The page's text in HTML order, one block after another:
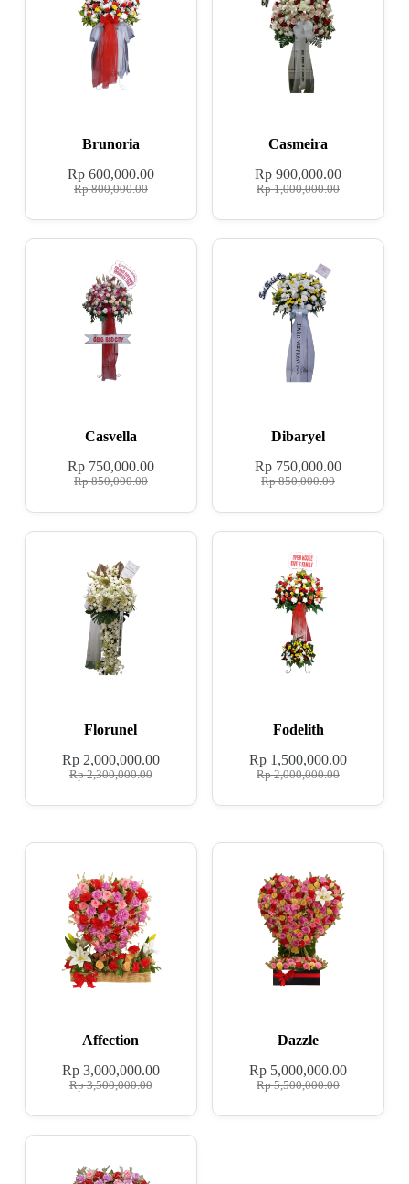
Brunoria
Rp800,000.00
Rp600,000.00
Casmeira
Rp1,000,000.00
Rp 900,000.00
Casvella
Rp850,000.00
Rp750,000.00
Dibaryel
Rp850,000.00
Rp 750,000.00
Florunel
Rp2,300,000.00
Rp2,000,000.00
Fodelith
Rp2,000,000.00
Rp 1,500,000.00
Affection
Rp3,500,000.00
Rp3,000,000.00
Dazzle
Rp5,500,000.00
Rp 5,000,000.00